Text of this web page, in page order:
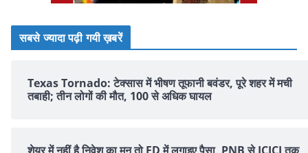
सबसे ज्यादा पढ़ी गयी ख़बरें
Texas Tornado: टेक्सास में भीषण तूफानी बवंडर, पूरे शहर में मची
तबाही; तीन लोगों की मौत, 100 से अधिक घायल